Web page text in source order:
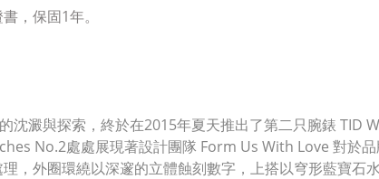
，保固1年。
沈澱與探索，終於在2015年夏天推出了第二只腕錶 TID
No.2處處展現著設計團隊 Form Us With Love 對於
，外圈環繞以深邃的立體蝕刻數字，上搭以穹形藍寶石